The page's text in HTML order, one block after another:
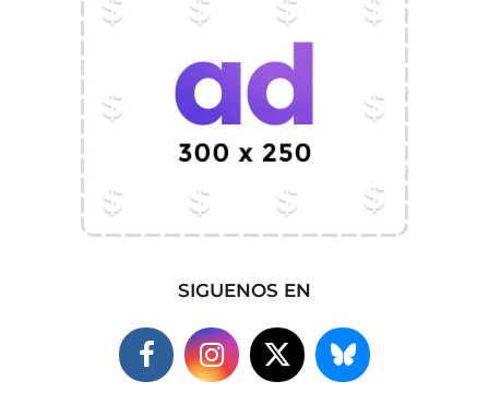
SIGUENOS EN